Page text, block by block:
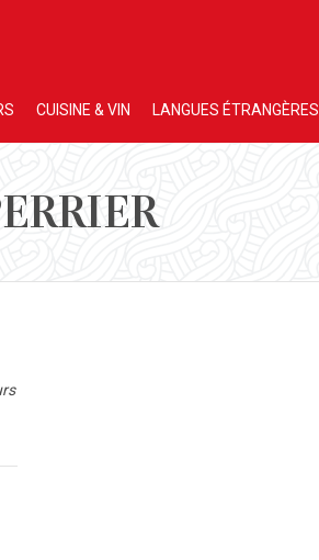
CUISINE & VIN LANGUES ÉTRANGÈRES